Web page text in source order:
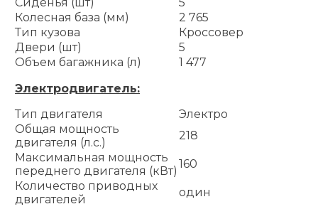
Колесная база (мм)
2 765
Тип кузова
Кроссовер
Двери (шт)
5
Объем багажника (л)
1 477
Электродвигатель:
Тип двигателя
Электро
Общая мощность
двигателя (л.с.)
218
Максимальная мощность
переднего двигателя (кВт)
160
Количество приводных
двигателей
один